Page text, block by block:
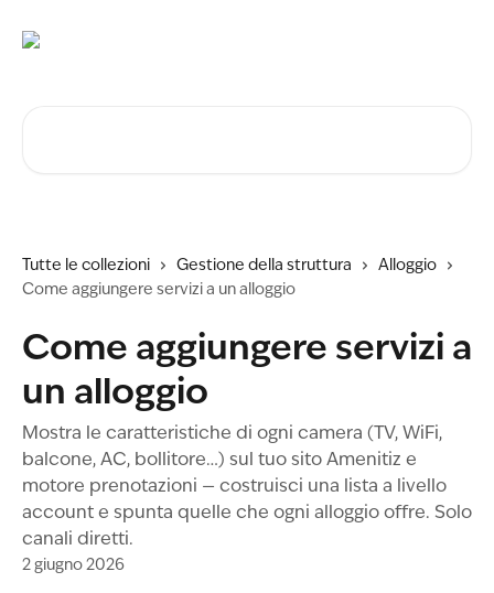
Tutte le collezioni Gestione della struttura
Alloggio
Come aggiungere servizi a un alloggio
Come aggiungere servizi a
un alloggio
Mostra le caratteristiche di ogni camera (TV, WiFi,
balcone, AC, bollitore…) sul tuo sito Amenitiz e
motore prenotazioni — costruisci una lista a livello
account e spunta quelle che ogni alloggio offre. Solo
canali diretti.
2 giugno 2026